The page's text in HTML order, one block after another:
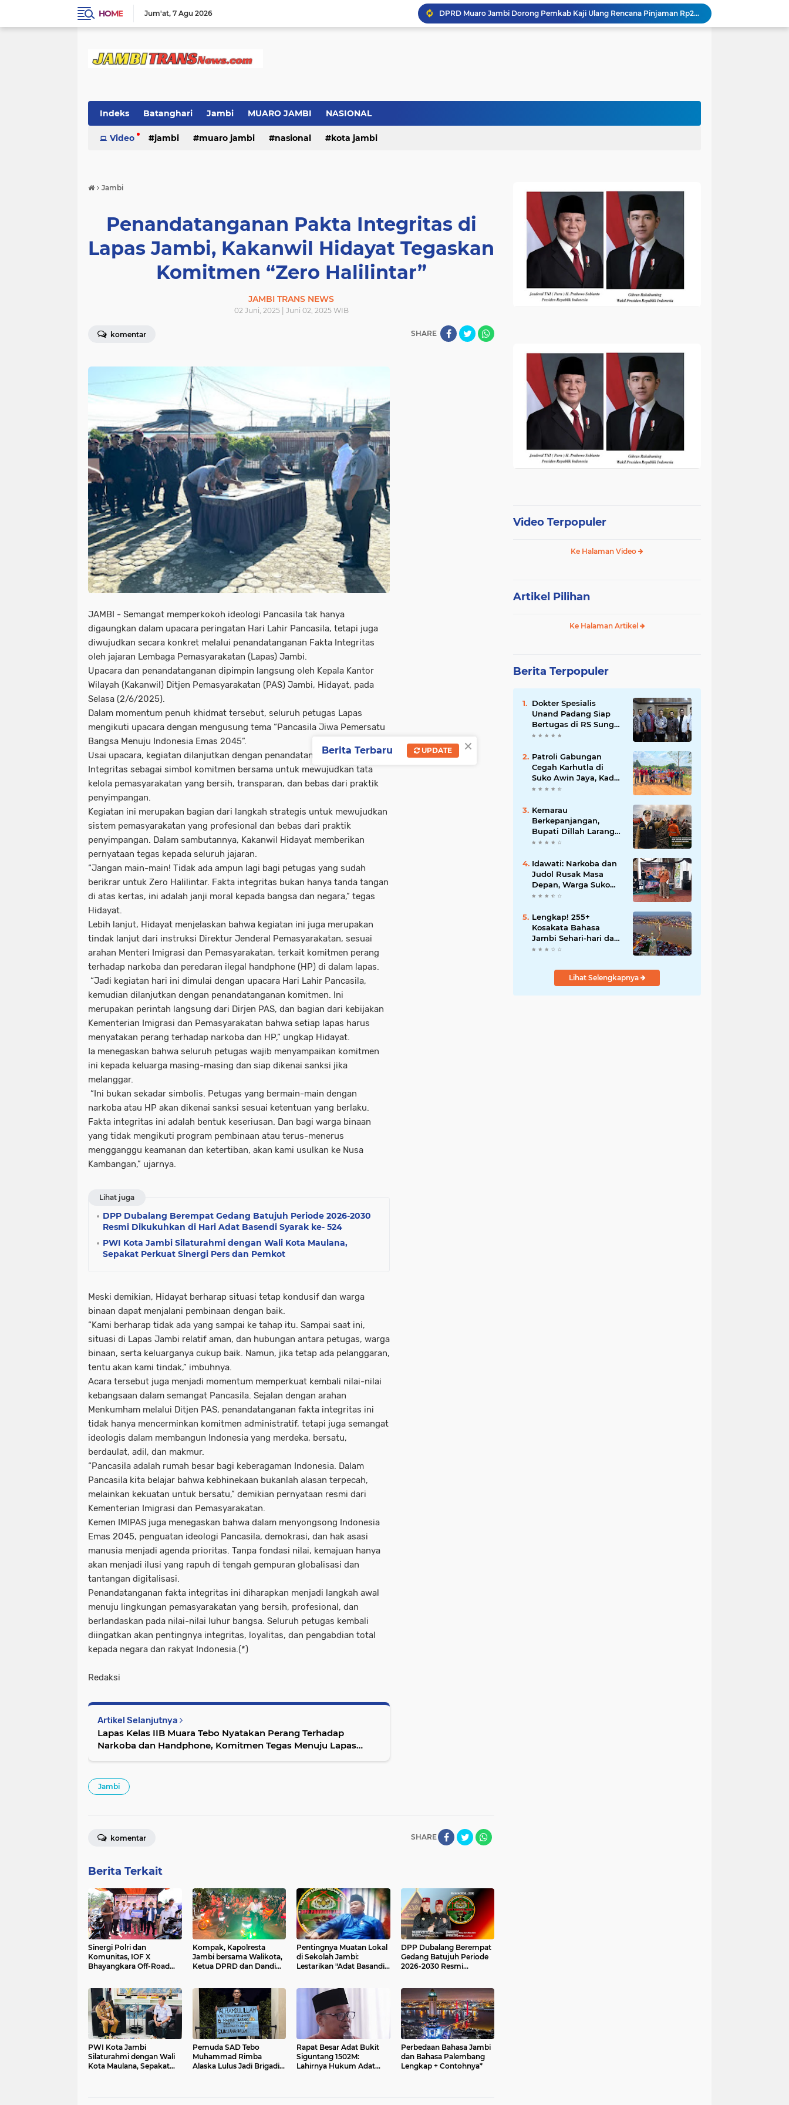
HOME Jum'at 7 Agu 2026
DPRD Muaro Jambi Dorong Pemkab Kaji Ulang Rencana Pinjaman Rp200 Miliar`
Kapolres Muaro Jambi Dorong Penyelesaian Permasalahan PT SATU Melalui Dialog dan Kepastian Hukum
Bikin Resah: Petugas Damkar Sungai Bahar Amankan Sarang Tawon di Pemukiman Warga
Indeks Batanghari Jambi MUARO JAMBI NASIONAL
Video jambi muaro jambi nasional kota jambi
› Jambi
Penandatanganan Pakta Integritas di
Lapas Jambi, Kakanwil Hidayat Tegaskan
Komitmen “Zero Halilintar”
JAMBI TRANS NEWS
02 Juni, 2025 | Juni 02, 2025 WIB
komentar SHARE
JAMBI - Semangat memperkokoh ideologi Pancasila tak hanya
digaungkan dalam upacara peringatan Hari Lahir Pancasila, tetapi juga
diwujudkan secara konkret melalui penandatanganan Fakta Integritas
oleh jajaran Lembaga Pemasyarakatan (Lapas) Jambi.
Upacara dan penandatanganan dipimpin langsung oleh Kepala Kantor
Wilayah (Kakanwil) Ditjen Pemasyarakatan (PAS) Jambi, Hidayat, pada
Selasa (2/6/2025).
Dalam momentum penuh khidmat tersebut, seluruh petugas Lapas
mengikuti upacara dengan mengusung tema “Pancasila Jiwa Pemersatu
Bangsa Menuju Indonesia Emas 2045”.
Usai upacara, kegiatan dilanjutkan dengan penandatanganan Fakta
Integritas sebagai simbol komitmen bersama untuk mewujudkan tata
kelola pemasyarakatan yang bersih, transparan, dan bebas dari praktik
penyimpangan.
Kegiatan ini merupakan bagian dari langkah strategis untuk mewujudkan
sistem pemasyarakatan yang profesional dan bebas dari praktik
penyimpangan. Dalam sambutannya, Kakanwil Hidayat memberikan
pernyataan tegas kepada seluruh jajaran.
“Jangan main-main! Tidak ada ampun lagi bagi petugas yang sudah
berikrar untuk Zero Halilintar. Fakta integritas bukan hanya tanda tangan
di atas kertas, ini adalah janji moral kepada bangsa dan negara,” tegas
Hidayat.
Lebih lanjut, Hidayat menjelaskan bahwa kegiatan ini juga merupakan
tindak lanjut dari instruksi Direktur Jenderal Pemasyarakatan, sesuai
arahan Menteri Imigrasi dan Pemasyarakatan, terkait komitmen perang
terhadap narkoba dan peredaran ilegal handphone (HP) di dalam lapas.
“Jadi kegiatan hari ini dimulai dengan upacara Hari Lahir Pancasila,
kemudian dilanjutkan dengan penandatanganan komitmen. Ini
merupakan perintah langsung dari Dirjen PAS, dan bagian dari kebijakan
Kementerian Imigrasi dan Pemasyarakatan bahwa setiap lapas harus
menyatakan perang terhadap narkoba dan HP,” ungkap Hidayat.
Ia menegaskan bahwa seluruh petugas wajib menyampaikan komitmen
ini kepada keluarga masing-masing dan siap dikenai sanksi jika
melanggar.
“Ini bukan sekadar simbolis. Petugas yang bermain-main dengan
narkoba atau HP akan dikenai sanksi sesuai ketentuan yang berlaku.
Fakta integritas ini adalah bentuk keseriusan. Dan bagi warga binaan
yang tidak mengikuti program pembinaan atau terus-menerus
mengganggu keamanan dan ketertiban, akan kami usulkan ke Nusa
Kambangan,” ujarnya.
Lihat juga
DPP Dubalang Berempat Gedang Batujuh Periode 2026-2030
Resmi Dikukuhkan di Hari Adat Basendi Syarak ke- 524
PWI Kota Jambi Silaturahmi dengan Wali Kota Maulana,
Sepakat Perkuat Sinergi Pers dan Pemkot
Meski demikian, Hidayat berharap situasi tetap kondusif dan warga
binaan dapat menjalani pembinaan dengan baik.
“Kami berharap tidak ada yang sampai ke tahap itu. Sampai saat ini,
situasi di Lapas Jambi relatif aman, dan hubungan antara petugas, warga
binaan, serta keluarganya cukup baik. Namun, jika tetap ada pelanggaran,
tentu akan kami tindak,” imbuhnya.
Acara tersebut juga menjadi momentum memperkuat kembali nilai-nilai
kebangsaan dalam semangat Pancasila. Sejalan dengan arahan
Menkumham melalui Ditjen PAS, penandatanganan fakta integritas ini
tidak hanya mencerminkan komitmen administratif, tetapi juga semangat
ideologis dalam membangun Indonesia yang merdeka, bersatu,
berdaulat, adil, dan makmur.
“Pancasila adalah rumah besar bagi keberagaman Indonesia. Dalam
Pancasila kita belajar bahwa kebhinekaan bukanlah alasan terpecah,
melainkan kekuatan untuk bersatu,” demikian pernyataan resmi dari
Kementerian Imigrasi dan Pemasyarakatan.
Kemen IMIPAS juga menegaskan bahwa dalam menyongsong Indonesia
Emas 2045, penguatan ideologi Pancasila, demokrasi, dan hak asasi
manusia menjadi agenda prioritas. Tanpa fondasi nilai, kemajuan hanya
akan menjadi ilusi yang rapuh di tengah gempuran globalisasi dan
tantangan digitalisasi.
Penandatanganan fakta integritas ini diharapkan menjadi langkah awal
menuju lingkungan pemasyarakatan yang bersih, profesional, dan
berlandaskan pada nilai-nilai luhur bangsa. Seluruh petugas kembali
diingatkan akan pentingnya integritas, loyalitas, dan pengabdian total
kepada negara dan rakyat Indonesia.(*)
Redaksi
Artikel Selanjutnya
Lapas Kelas IIB Muara Tebo Nyatakan Perang Terhadap
Narkoba dan Handphone, Komitmen Tegas Menuju Lapas
Jambi
SHARE
komentar
Berita Terkait
Sinergi Polri dan
Komunitas, IOF X
Bhayangkara Off-Road
Kompak, Kapolresta
Jambi bersama Walikota,
Ketua DPRD dan Dandim
Keamanan Masyarakat
Pentingnya Muatan Lokal
di Sekolah Jambi:
Lestarikan "Adat Basandi
DPP Dubalang Berempat
Gedang Batujuh Periode
2026-2030 Resmi
PWI Kota Jambi
Silaturahmi dengan Wali
Kota Maulana, Sepakat
Pemuda SAD Tebo
Muhammad Rimba
Alaska Lulus Jadi Brigadir
Rapat Besar Adat Bukit
Siguntang 1502M:
Lahirnya Hukum Adat
Perbedaan Bahasa Jambi
dan Bahasa Palembang
Lengkap + Contohnya*
Video Terpopuler
Ke Halaman Video
Artikel Pilihan
Ke Halaman Artikel
Berita Terpopuler
Dokter Spesialis
Unand Padang Siap
Bertugas di RS Sungai
Bahar, Bupati BBS
Patroli Gabungan
Cegah Karhutla di
Suko Awin Jaya, Kades
Idawati Gandeng PT
Kemarau
Berkepanjangan,
Bupati Dillah Larang
Camat Tinggalkan
Hadapi Karhutla dan
Kebakaran
Permukiman
Idawati: Narkoba dan
Judol Rusak Masa
Depan, Warga Suko
Awin Jaya Diminta
Lengkap! 255+
Kosakata Bahasa
Jambi Sehari-hari dan
Artinya
Lihat Selengkapnya
×
Berita Terbaru UPDATE